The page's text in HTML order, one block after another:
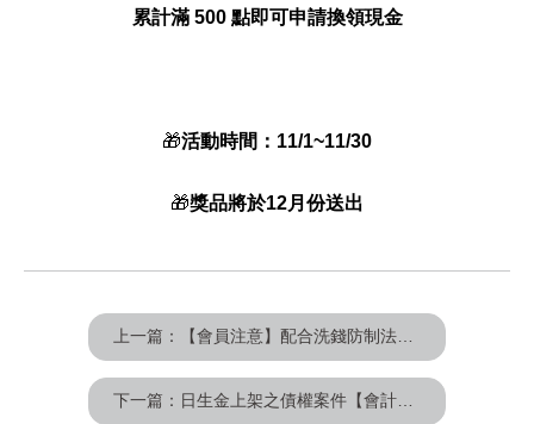
累計滿 500 點即可申請換領現金
🎁活動時間：11/1~11/30
🎁獎品將於12月份送出